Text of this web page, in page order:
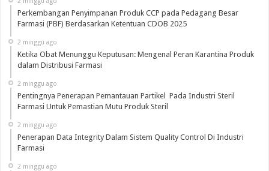
Perkembangan Penyimpanan Produk CCP pada Pedagang Besar
Farmasi (PBF) Berdasarkan Ketentuan CDOB 2025
2 minggu ago
Ketika Obat Menunggu Keputusan: Mengenal Peran Karantina Produk
dalam Distribusi Farmasi
2 minggu ago
Pentingnya Penerapan Pemantauan Partikel Pada Industri Steril
Farmasi Untuk Pemastian Mutu Produk Steril
2 minggu ago
Penerapan Data Integrity Dalam Sistem Quality Control Di Industri
Farmasi
2 minggu ago